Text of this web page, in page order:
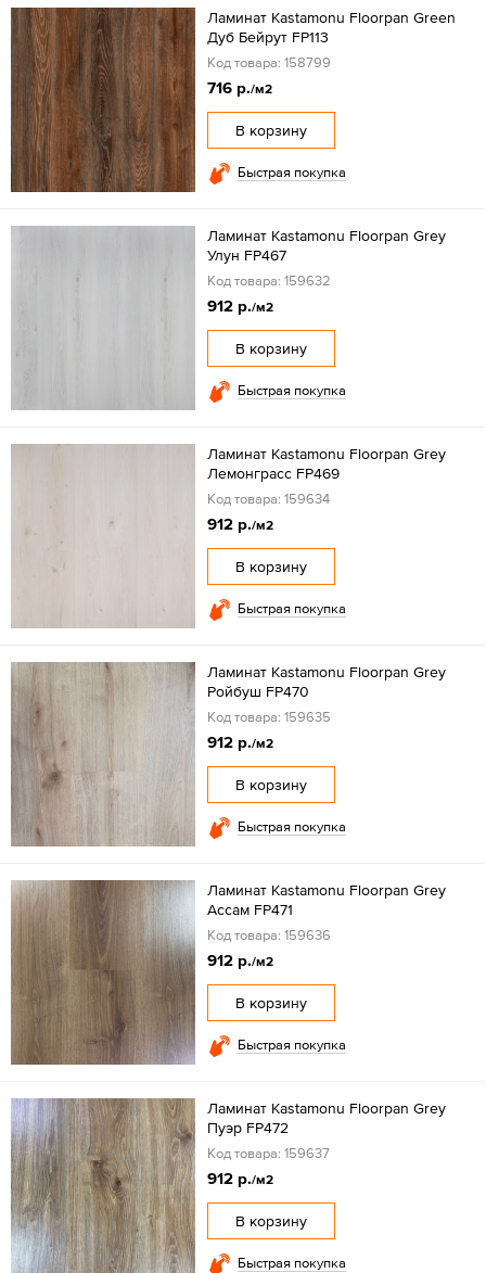
Ламинат Kastamonu Floorpan Green
Дуб Бейрут FP113
Код товара: 158799
716 р./м2
В корзину
Быстрая покупка
Ламинат Kastamonu Floorpan Grey
Улун FP467
Код товара: 159632
912 р./м2
В корзину
Быстрая покупка
Ламинат Kastamonu Floorpan Grey
Лемонграсс FP469
Код товара: 159634
912 р./м2
В корзину
Быстрая покупка
Ламинат Kastamonu Floorpan Grey
Ройбуш FP470
Код товара: 159635
912 р./м2
В корзину
Быстрая покупка
Ламинат Kastamonu Floorpan Grey
Ассам FP471
Код товара: 159636
912 р./м2
В корзину
Быстрая покупка
Ламинат Kastamonu Floorpan Grey
Пуэр FP472
Код товара: 159637
912 р./м2
В корзину
Быстрая покупка